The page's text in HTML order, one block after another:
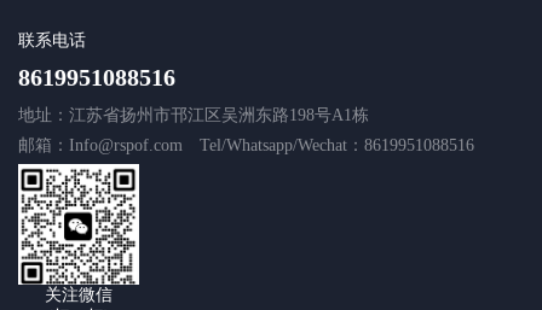
联系电话
8619951088516
地址：江苏省扬州市邗江区吴洲东路198号A1栋
邮箱：Info@rspof.com
Tel/Whatsapp/Wechat：8619951088516
关注微信